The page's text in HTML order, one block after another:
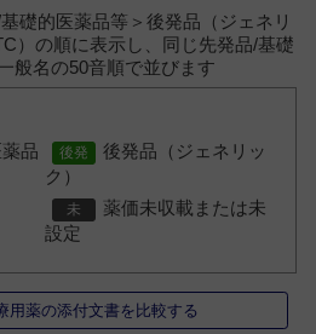
礎的医薬品等＞後発品（ジェネリ
）の順に表示し、同じ先発品/基礎
般名の50音順で並びます
品
後発品（ジェネリッ
ク）
薬価未収載または未
設定
用薬の添付文書を比較する